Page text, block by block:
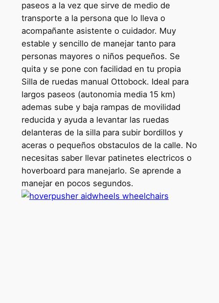
paseos a la vez que sirve de medio de
transporte a la persona que lo lleva o
acompañante asistente o cuidador. Muy
estable y sencillo de manejar tanto para
personas mayores o niños pequeños. Se
quita y se pone con facilidad en tu propia
Silla de ruedas manual Ottobock. Ideal para
largos paseos (autonomia media 15 km)
ademas sube y baja rampas de movilidad
reducida y ayuda a levantar las ruedas
delanteras de la silla para subir bordillos y
aceras o pequeños obstaculos de la calle. No
necesitas saber llevar patinetes electricos o
hoverboard para manejarlo. Se aprende a
manejar en pocos segundos.